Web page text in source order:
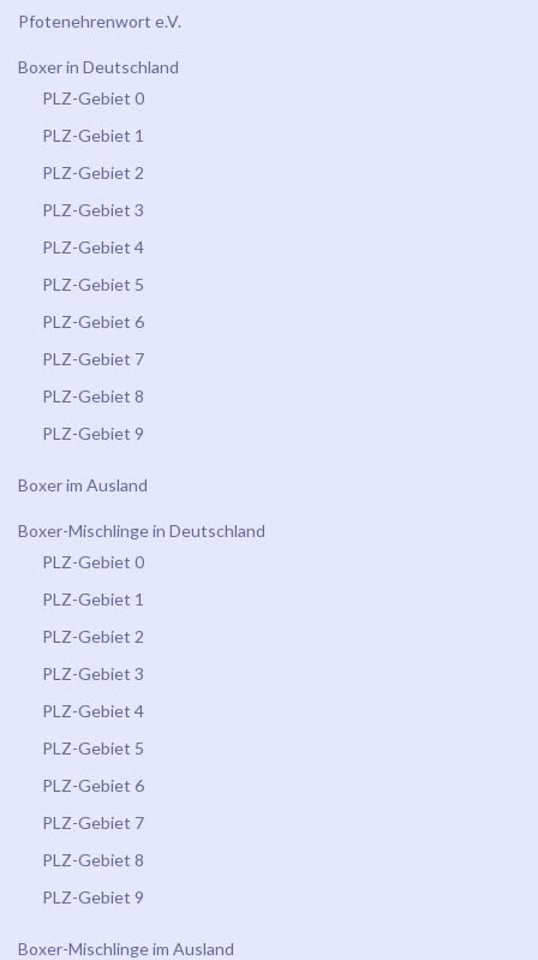
Pfotenehrenwort e.V.
Boxer in Deutschland
PLZ-Gebiet 0
PLZ-Gebiet 1
PLZ-Gebiet 2
PLZ-Gebiet 3
PLZ-Gebiet 4
PLZ-Gebiet 5
PLZ-Gebiet 6
PLZ-Gebiet 7
PLZ-Gebiet 8
PLZ-Gebiet 9
Boxer im Ausland
Boxer-Mischlinge in Deutschland
PLZ-Gebiet 0
PLZ-Gebiet 1
PLZ-Gebiet 2
PLZ-Gebiet 3
PLZ-Gebiet 4
PLZ-Gebiet 5
PLZ-Gebiet 6
PLZ-Gebiet 7
PLZ-Gebiet 8
PLZ-Gebiet 9
Boxer-Mischlinge im Ausland